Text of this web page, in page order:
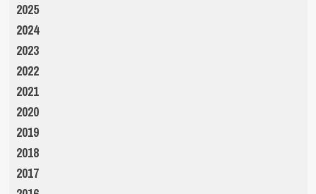
2025
2024
2023
2022
2021
2020
2019
2018
2017